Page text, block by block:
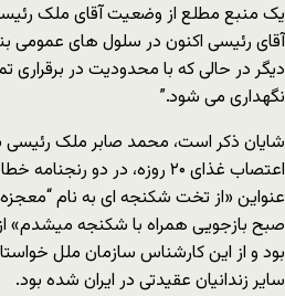
یک منبع مطلع از وضعیت آقای ملک
دیگر در حالی که با محدودیت در
نگهداری می شود.”
شایان ذکر است، محمد صابر ملک
اعتصاب غذای ۲۰ روزه، در دو
عنواین «از تخت شکنجه ای به نام
صبح بازجویی همراه با شکنجه میشدم»
بود و از این کارشناس سازمان ملل
سایر زندانیان عقیدتی در ایران شده بود.